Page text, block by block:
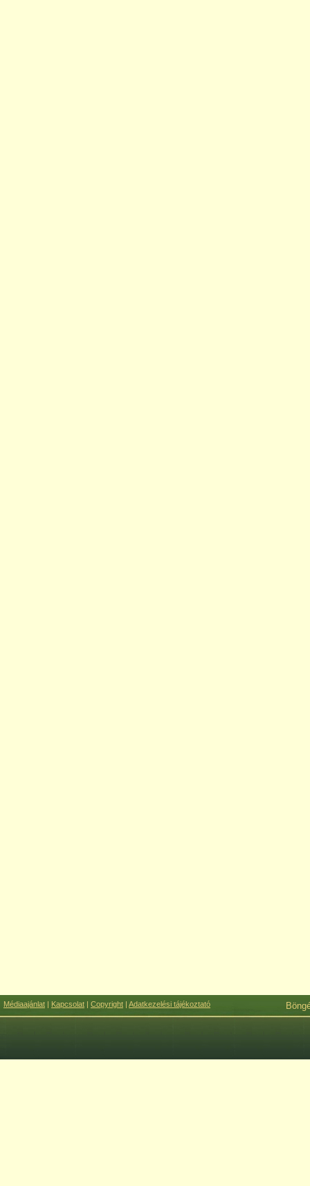
Médiaajánlat | Kapcsolat | Copyright | Adatkezelési tájékoztató